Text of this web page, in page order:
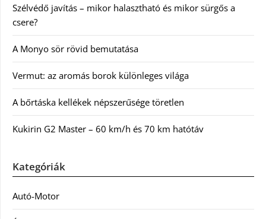
Szélvédő javítás – mikor halasztható és mikor sürgős a
csere?
A Monyo sör rövid bemutatása
Vermut: az aromás borok különleges világa
A bőrtáska kellékek népszerűsége töretlen
Kukirin G2 Master – 60 km/h és 70 km hatótáv
Kategóriák
Autó-Motor